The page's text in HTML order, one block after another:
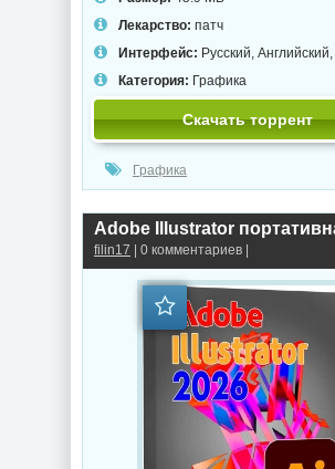
Лекарство: патч
Интерфейс: Русский,
Категория: Графика
Скачать торрент
Графика
filin17 | 0 комментариев |